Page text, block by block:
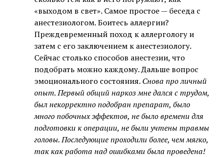
«выходом в свет». Самое простое — беседа с
анестезиологом. Боитесь аллергии?
Преждевременный поход к аллергологу и
затем с его заключением к анестезиологу.
Сейчас столько способов анестезии, что
подобрать можно каждому. Дальше вопрос
эмоционального состояния. Снова про личный
опыт. Первый общий наркоз мне дался с трудом,
был некорректно подобран препарат, было
много побочных эффектов, не было времени для
подготовки к операции, не были учтены травмы
головы. Последующие проходили более, чем мягко,
так как работа над ошибками была проведена!